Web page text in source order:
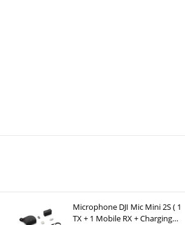
thấp, cho phép cảm biến thu được những chi
với chi tiết tuyệt đẹp ở cả vùng sáng và vùng tối.
vời, bất kể điều kiện ánh sáng.
Microphone DJI Mic Mini 2S ( 1
TX + 1 Mobile RX + Charging